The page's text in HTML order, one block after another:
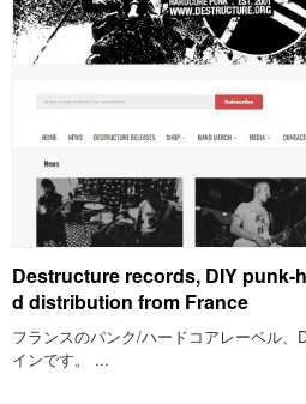
Destructure records, DIY punk-
d distribution from France
フランスのパンク/ハードコアレーベル
インです。 ...